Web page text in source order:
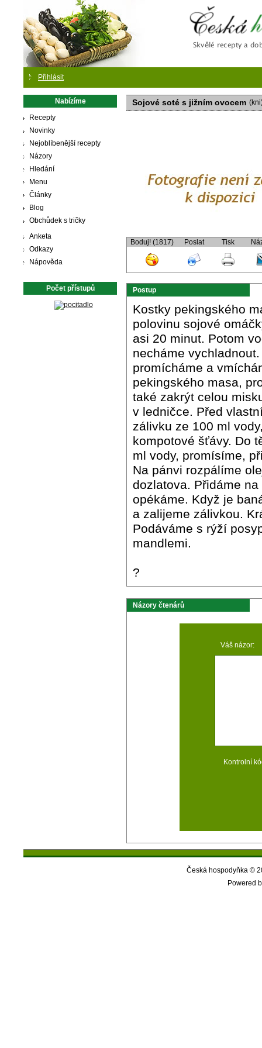
Přihlásit
Nabízíme
Recepty
Novinky
Nejoblíbenější recepty
Názory
Hledání
Menu
Články
Blog
Obchůdek s tričky
Anketa
Odkazy
Nápověda
Počet přístupů
Sojové soté s jižním ovocem
Boduj! (1817) Poslat Tisk
Postup
Kostky pekingského
polovinu sojové
asi 20 minut. Potom
necháme
promícháme a
pekingského masa,
také zakrýt celou
v ledničce. Před
zálivku ze 100 ml
kompotové šťávy. Do
ml vody, promísíme,
Na pánvi rozpálíme
dozlatova. Přidáme
opékáme. Když je
a zalijeme zálivkou.
Podáváme s rýží
mandlemi.
?
Názory čtenárů
Váš názor:
Kontrolní
Česká hospodyňka ©
Powered